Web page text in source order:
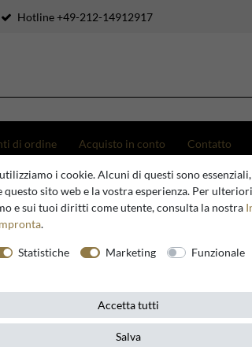
Hotline +49-212-14912917
di ordine Acquisto in conto Contatto
cm - Mobile guardaroba
i cookie. Alcuni di questi sono
sito web e la vostra esperienza. Per
e sui tuoi diritti come utente, consulta la nostra
.
Statistiche Marketing Funzionale
Accetta tutti
Salva